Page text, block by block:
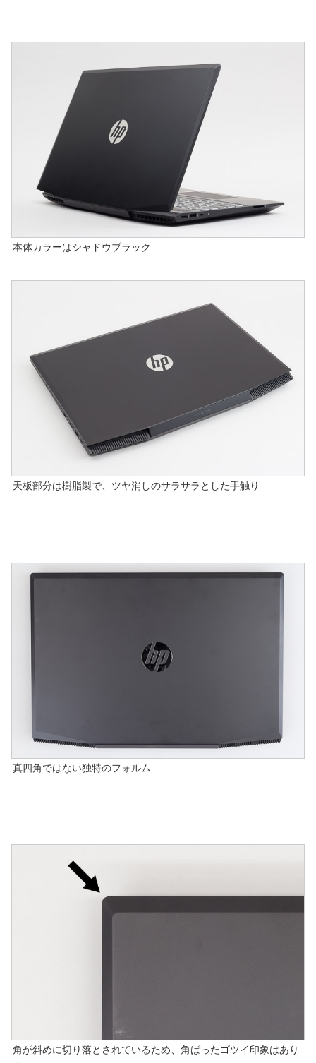
本体カラーはシャドウブラック
天板部分は樹脂製で、ツヤ消しのサラサラとした手触り
真四角ではない独特のフォルム
角が斜めに切り落とされているため、角ばったゴツイ印象はあり